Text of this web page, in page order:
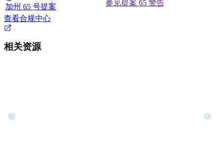
加州 65 号提案
参见提案 65 警告
查看合规中心
相关资源